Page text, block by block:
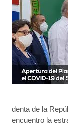
denta de la
encuentro la